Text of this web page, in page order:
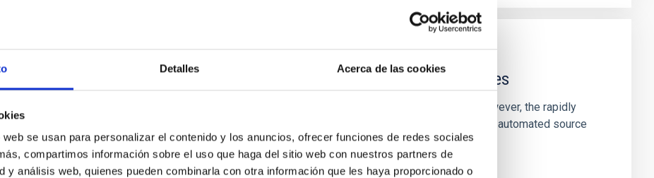
Detalles Acerca de las cookies
se usan para personalizar el contenido y los anuncios, ofrecer funciones de redes sociales
compartimos información sobre el uso que haga del sitio web con nuestros partners de
y análisis web, quienes pueden combinarla con otra información que les haya proporcionado o
morphological classification in LOFAR Deep-Field continuum images
are fundamental for exploiting the scientific potential of modern radio continuum surveys. However, the rapidly
morphologies make traditional visual inspection infeasible and pose significant challenges for automated source